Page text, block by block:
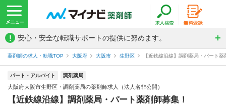
! 安心・安全な転職サポートの提供に努めます。
薬剤師の求人・転職TOP 大阪府 大阪市 生野区 【近鉄線沿線】調剤薬局・パート
パート・アルバイト 調剤薬局
大阪府大阪市生野区・調剤薬局の薬剤師求人（法人名非公開）
【近鉄線沿線】調剤薬局・パート薬剤師募集！